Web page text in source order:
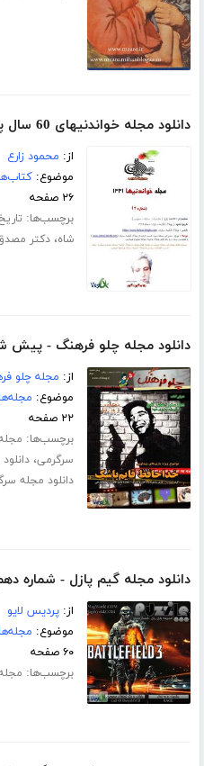
دانلود مجله خواندنیهای 60 سال پیش ایران - شماره 4
از: محمود زارع
موضوع:
۲۶ صفحه
برچسب‌ها:
شاه،دکتر
دانلود مجله چلو فرهنگ - پیش
از: مجله چلو
موضوع:
۲۲ صفحه
برچسب‌ها:
سرگرمی،
دانلود مجله
دانلود مجله گیم پازل - شماره
از:پردیس لایو
موضوع:
۶۰ صفحه
برچسب‌ها: